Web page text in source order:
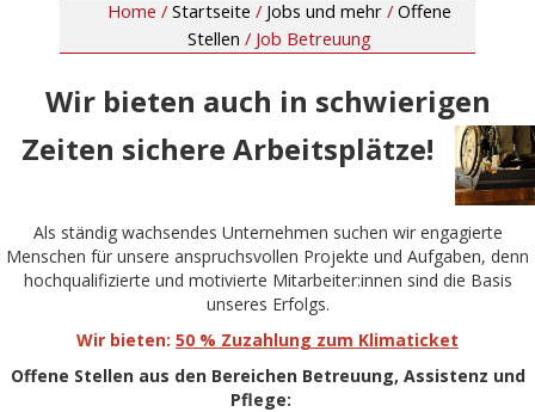
Home / Startseite / Jobs und mehr / Offene
Stellen / Job Betreuung
Wir bieten auch in schwierigen
Zeiten sichere Arbeitsplätze!
Als ständig wachsendes Unternehmen suchen wir engagierte
Menschen für unsere anspruchsvollen Projekte und Aufgaben, denn
hochqualifizierte und motivierte Mitarbeiter:innen sind die Basis
unseres Erfolgs.
Wir bieten: 50 % Zuzahlung zum Klimaticket
Offene Stellen aus den Bereichen Betreuung, Assistenz und
Pflege: